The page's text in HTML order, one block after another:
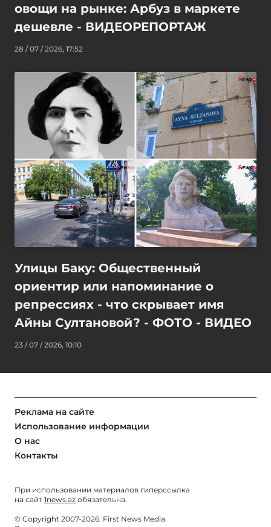
овощи на рынке: Арбуз в маркете
дешевле - ВИДЕОРЕПОРТАЖ
28 / 07 / 2026, 17:52
Улицы Баку: Общественный
ориентир или напоминание о
репрессиях - что скрывает имя
Айны Султановой? - ФОТО - ВИДЕО
23 / 07 / 2026, 10:10
Реклама на сайте
Использование информации
О нас
Контакты
При использовании материалов гиперссылка
на сайт 1news.az обязательна.
© Copyright 2007-2026. First News Media